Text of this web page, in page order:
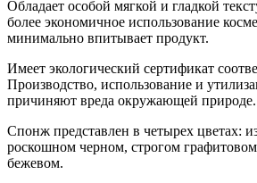
Обладает особой мягкой и гладкой
более экономичное использование
минимально впитывает продукт.
Имеет экологический сертификат
Производство, использование и
причиняют вреда окружающей природе.
Спонж представлен в четырех цветах:
роскошном черном, строгом
бежевом.